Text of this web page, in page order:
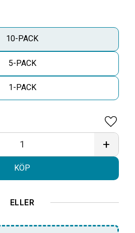
10-PACK
5-PACK
1-PACK
+
KÖP
Lägg
ELLER